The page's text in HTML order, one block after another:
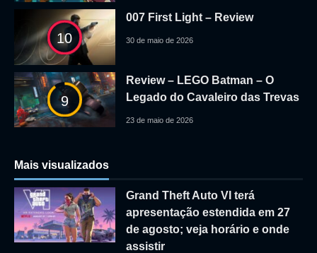
10
007 First Light – Review
30 de maio de 2026
9
Review – LEGO Batman – O
Legado do Cavaleiro das Trevas
23 de maio de 2026
Mais visualizados
Grand Theft Auto VI terá
apresentação estendida em 27
de agosto; veja horário e onde
assistir